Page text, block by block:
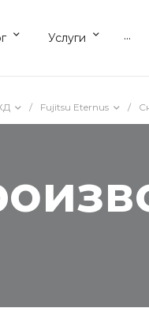
Услуги ...
/ Fujitsu Eternus /